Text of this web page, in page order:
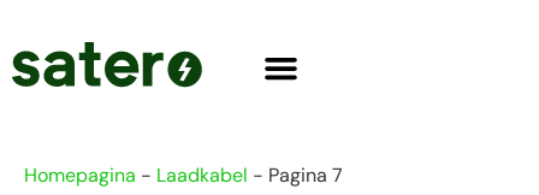
Homepagina - Laadkabel - Pagina 7